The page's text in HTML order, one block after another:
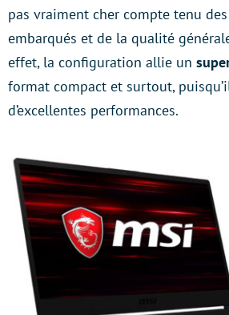
pas vraiment cher compte tenu
embarqués et de la qualité
effet, la configuration allie un
format compact et surtout,
d’excellentes performances.